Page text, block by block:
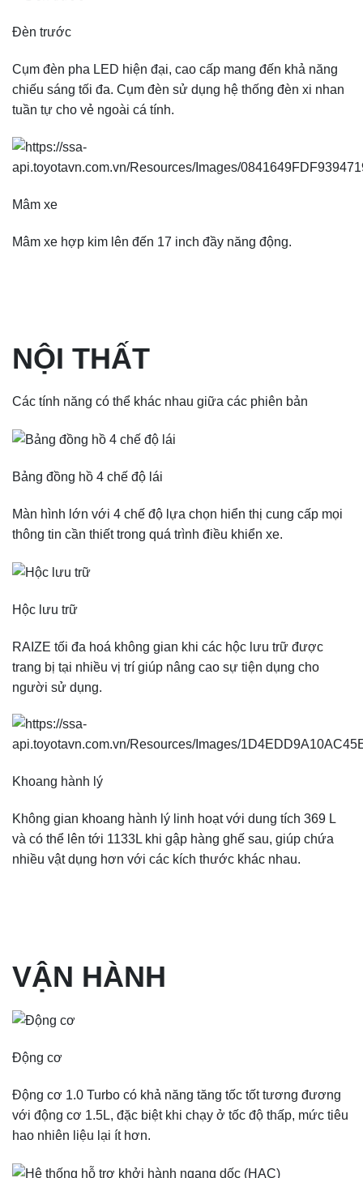
Đèn trước
Cụm đèn pha LED hiện đại, cao cấp mang đến khả năng
chiếu sáng tối đa. Cụm đèn sử dụng hệ thống đèn xi nhan
tuần tự cho vẻ ngoài cá tính.
Mâm xe
Mâm xe hợp kim lên đến 17 inch đầy năng động.
NỘI THẤT
Các tính năng có thể khác nhau giữa các phiên bản
Bảng đồng hồ 4 chế độ lái
Màn hình lớn với 4 chế độ lựa chọn hiển thị cung cấp mọi
thông tin cần thiết trong quá trình điều khiển xe.
Hộc lưu trữ
RAIZE tối đa hoá không gian khi các hộc lưu trữ được
trang bị tại nhiều vị trí giúp nâng cao sự tiện dụng cho
người sử dụng.
Khoang hành lý
Không gian khoang hành lý linh hoạt với dung tích 369 L
và có thể lên tới 1133L khi gập hàng ghế sau, giúp chứa
nhiều vật dụng hơn với các kích thước khác nhau.
VẬN HÀNH
Động cơ
Động cơ 1.0 Turbo có khả năng tăng tốc tốt tương đương
với động cơ 1.5L, đặc biệt khi chạy ở tốc độ thấp, mức tiêu
hao nhiên liệu lại ít hơn.